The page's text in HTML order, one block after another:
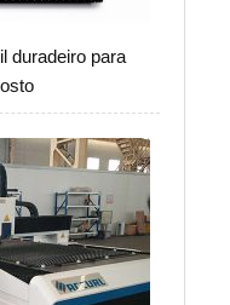
duradeiro para